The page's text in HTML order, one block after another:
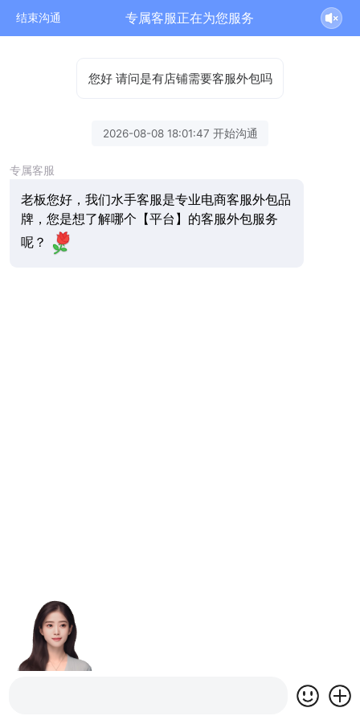
结束沟通 专属客服正在为您服务
您好 请问是有店铺需要客服外包吗
2026-08-08 18:01:47 开始沟通
专属客服
老板您好，我们水手客服是专业电商客服外包品
牌，您是想了解哪个【平台】的客服外包服务
呢？